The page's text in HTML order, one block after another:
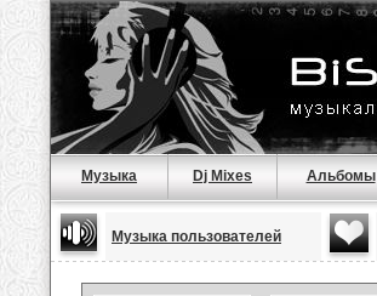
Музыка Dj Mixes Альбомы
Музыка пользователей